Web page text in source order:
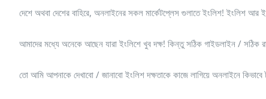
দেশে অথবা দেশের বাহিরে, অনলাইনের সকল মার্কেটপ্লেস গুলাতে ইংলিশ! ইংলিশ আর
আমাদের মধ্যে অনেকে আছেন যারা ইংলিশে খুব দক্ষ! কিন্তু সঠিক গাইডলাইন / সঠিক
তো আমি আপনাকে দেখাবো / জানাবো ইংলিশ দক্ষতাকে কাজে লাগিয়ে অনলাইনে